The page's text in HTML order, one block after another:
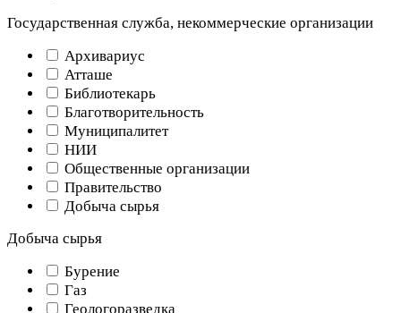
Государственная служба, некоммерческие организации
Архивариус
Атташе
Библиотекарь
Благотворительность
Муниципалитет
НИИ
Общественные организации
Правительство
Добыча сырья
Добыча сырья
Бурение
Газ
Геологоразведка